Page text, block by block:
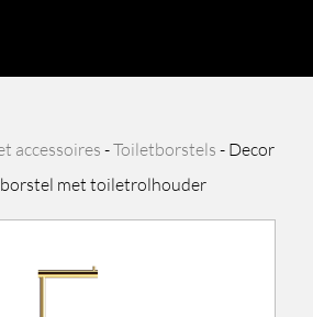
accessoires -Toiletborstels - Decor
met toiletrolhouder